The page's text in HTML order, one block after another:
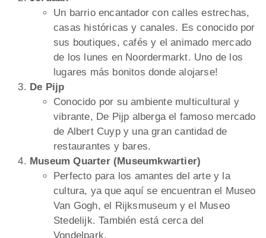
Un barrio encantador con calles estrechas,
casas históricas y canales. Es conocido por
sus boutiques, cafés y el animado mercado
de los lunes en Noordermarkt. Uno de los
lugares más bonitos donde alojarse!
De Pijp
Conocido por su ambiente multicultural y
vibrante, De Pijp alberga el famoso mercado
de Albert Cuyp y una gran cantidad de
restaurantes y bares.
Museum Quarter (Museumkwartier)
Perfecto para los amantes del arte y la
cultura, ya que aquí se encuentran el Museo
Van Gogh, el Rijksmuseum y el Museo
Stedelijk. También está cerca del
Vondelpark.